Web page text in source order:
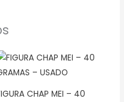
CHAP MEI – 40